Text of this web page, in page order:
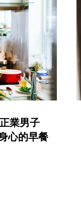
業男子
心的早餐